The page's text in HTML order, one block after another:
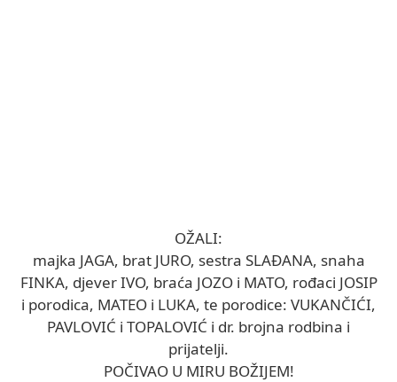
OŽALI:
majka JAGA, brat JURO, sestra SLAĐANA, snaha
FINKA, djever IVO, braća JOZO i MATO, rođaci JOSIP
i porodica, MATEO i LUKA, te porodice: VUKANČIĆI,
PAVLOVIĆ i TOPALOVIĆ i dr. brojna rodbina i
prijatelji.
POČIVAO U MIRU BOŽIJEM!